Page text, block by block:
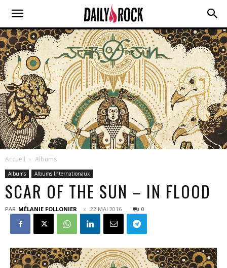
Accueil Albums
Albums Albums Internationaux
SCAR OF THE SUN – IN FLOOD
PAR MÉLANIE FOLLONIER 22 MAI 2016 0